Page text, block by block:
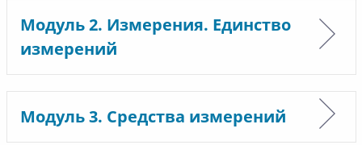
Модуль 2. Измерения. Единство
измерений
Модуль 3. Средства измерений